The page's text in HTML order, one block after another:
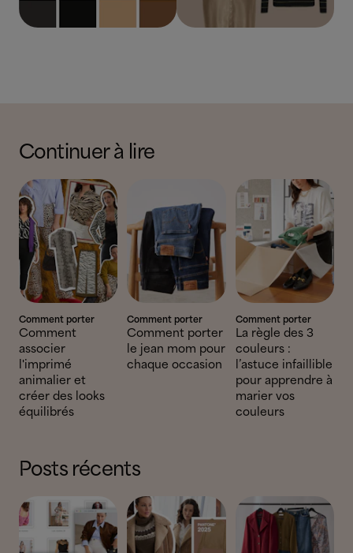
Continuer à lire
Comment porter
Comment
associer
l'imprimé
animalier et
créer des looks
équilibrés
Comment porter
Comment porter
le jean mom pour
chaque occasion
Comment porter
La règle des 3
couleurs :
l’astuce infaillible
pour apprendre à
marier vos
couleurs
Posts récents